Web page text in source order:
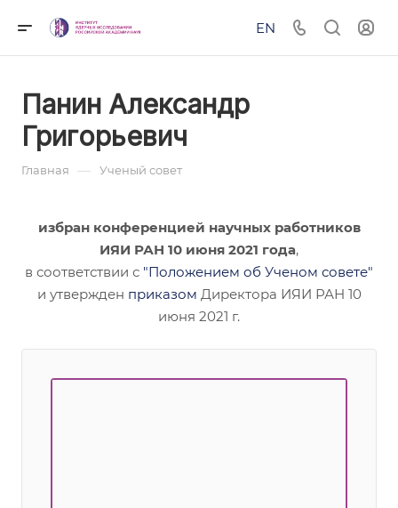
EN
Панин Александр
Григорьевич
Главная — Ученый совет
избран конференцией научных работников
ИЯИ РАН 10 июня 2021 года,
в соответствии с "Положением об Ученом совете"
и утвержден приказом Директора ИЯИ РАН 10
июня 2021 г.